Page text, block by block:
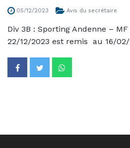
05/12/2023 Avis du secrétaire
Div 3B : Sporting Andenne –
22/12/2023 est remis au 16/